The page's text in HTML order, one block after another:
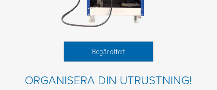
Begär offert
ORGANISERA DIN UTRUSTNING!